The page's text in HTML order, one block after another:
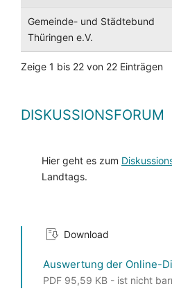
Gemeinde- und Städtebund
Thüringen e.V.
Zeige 1 bis 22 von 22 Einträgen
DISKUSSIONSFORUM
Hier geht es zum
Landtags.
Download
Auswertung der Online-
PDF 95,59 KB - ist nicht